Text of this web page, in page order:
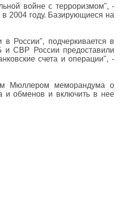
войне с терроризмом", -
в 2004 году. Базирующиеся на
России", подчеркивается в
СВР России предоставили
счета и операции", -
Мюллером меморандума о
и обменов и включить в нее